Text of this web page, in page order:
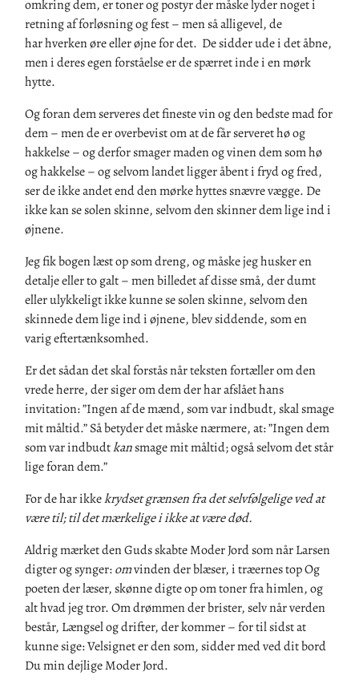
omkring dem,ertoner ogpostyr der måske lyder noget i
retning af forløsning og fest – men så alligevel, de
harhverkenøreeller øjnefor det. De sidder ude i det åbne,
men i deres egen forståelse er despærretinde i en mørk
hytte.
Og foran dem serveres detfineste vin og den bedste mad for
dem – men de er overbevist om at de får serveret hø og
hakkelse – og derfor smager maden og vinen dem som hø
og hakkelse – og selvom landet ligger åbent i fryd og fred,
ser de ikke andet end den mørke hyttes snævre vægge. De
ikke kan se solen skinne, selvom den skinner dem lige ind i
øjnene.
Jeg fik bogen læst op som dreng, og måske jeg husker en
detalje eller to galt – men billedet af dissesmå,der dumt
eller ulykkeligt ikke kunne se solen skinne,selvom den
skinnede dem lige ind i øjnene, blev siddende, som en
varig eftertænksomhed.
Er det sådan det skal forstås når teksten fortæller om den
vrede herre, dersiger om demder har afslået hans
invitation:”Ingen af de mænd, som var indbudt, skal smage
mit måltid.”Så betyder detmåskenærmere, at: ”Ingen dem
som var indbudtkansmage mit måltid; ogsåselvom det står
lige foran dem.”
For deharikkekrydset grænsen fra det selvfølgelige ved at
være til; til det mærkelige i ikke at være død.
Aldrig mærket denGuds skabteModer Jord som når Larsen
digter og synger:omvinden der blæser, i træernes top Og
poeten der læser, skønne digte opomtoner fra himlen, og
alt hvad jeg tror. Omdrømmen der brister, selv når verden
består, Længsel og drifter, der kommer– for til sidst at
kunne sige:Velsignet er den som, sidder med ved dit bord
Du min dejlige Moder Jord.